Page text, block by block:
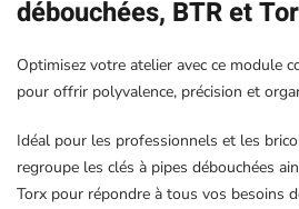
débouchées, BTR et
Optimisez votre atelier avec ce module
pour offrir polyvalence, précision et
Idéal pour les professionnels et les
regroupe les clés à pipes débouchées
Torx pour répondre à tous vos besoins